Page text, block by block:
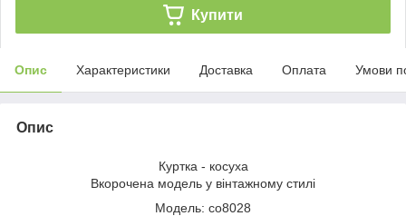
Купити
Опис Характеристики Доставка Оплата Умови
Опис
Куртка - косуха
Вкорочена модель у вінтажному стилі
Модель: со8028